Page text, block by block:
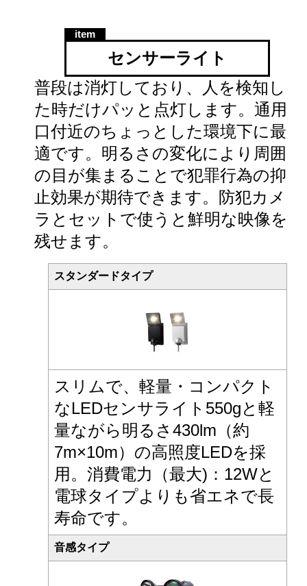
センサーライト
普段は消灯しており、人を検知し
た時だけパッと点灯します。通用
口付近のちょっとした環境下に最
適です。明るさの変化により周囲
の目が集まることで犯罪行為の抑
止効果が期待できます。防犯カメ
ラとセットで使うと鮮明な映像を
残せます。
スタンダードタイプ
スリムで、軽量・コンパクト
なLEDセンサライト550gと軽
量ながら明るさ430lm（約
7m×10m）の高照度LEDを採
用。消費電力（最大)：12Wと
電球タイプよりも省エネで長
寿命です。
音感タイプ